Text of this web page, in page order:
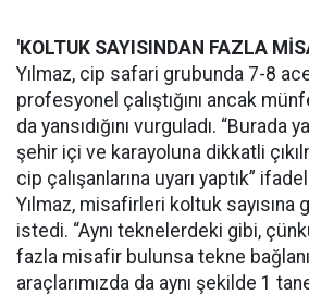
'KOLTUK SAYISINDAN FAZLA
Yılmaz, cip safari grubunda 7-8
profesyonel çalıştığını ancak
da yansıdığını vurguladı. “Burada
şehir içi ve karayoluna dikkatli
cip çalışanlarına uyarı yaptık”
Yılmaz, misafirleri koltuk sayısına
istedi. “Aynı teknelerdeki gibi,
fazla misafir bulunsa tekne
araçlarımızda da aynı şekilde 1